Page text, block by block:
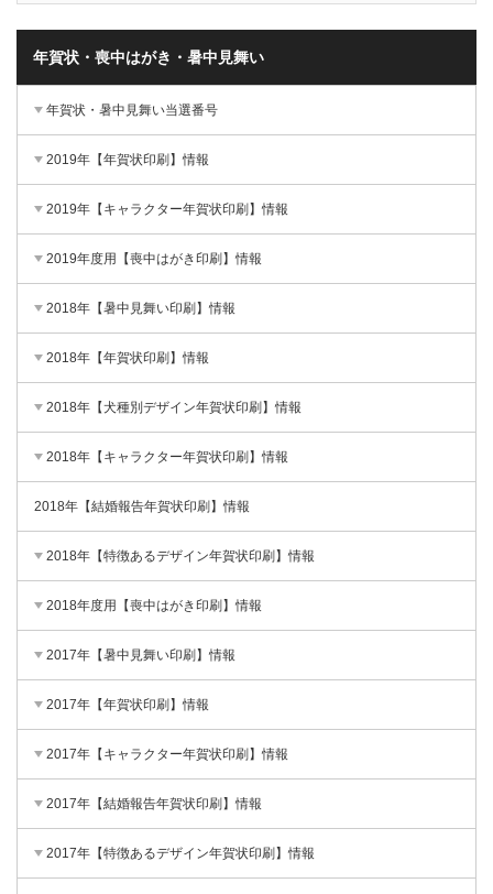
年賀状・喪中はがき・暑中見舞い
年賀状・暑中見舞い当選番号
2019年【年賀状印刷】情報
2019年【キャラクター年賀状印刷】情報
2019年度用【喪中はがき印刷】情報
2018年【暑中見舞い印刷】情報
2018年【年賀状印刷】情報
2018年【犬種別デザイン年賀状印刷】情報
2018年【キャラクター年賀状印刷】情報
2018年【結婚報告年賀状印刷】情報
2018年【特徴あるデザイン年賀状印刷】情報
2018年度用【喪中はがき印刷】情報
2017年【暑中見舞い印刷】情報
2017年【年賀状印刷】情報
2017年【キャラクター年賀状印刷】情報
2017年【結婚報告年賀状印刷】情報
2017年【特徴あるデザイン年賀状印刷】情報